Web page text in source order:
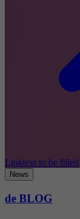
Linktext to be filled
News
de BLOG